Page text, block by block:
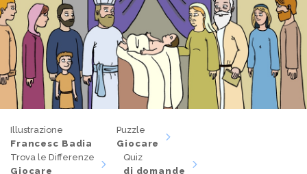
Illustrazione
Francesc Badia
Puzzle
Giocare
Trova le Differenze
Giocare
Quiz
di domande